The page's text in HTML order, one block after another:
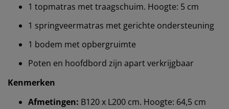
1 topmatras met traagschuim. Hoogte: 5 cm
1 springveermatras met gerichte ondersteuning
1 bodem met opbergruimte
Poten en hoofdbord zijn apart verkrijgbaar
Kenmerken
Afmetingen: B120 x L200 cm. Hoogte: 64,5 cm